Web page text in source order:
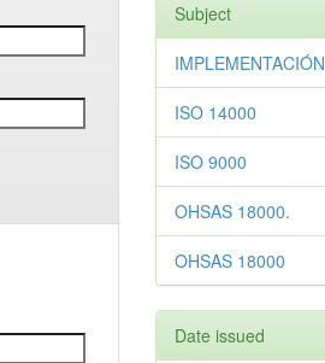
Subject
IMPLEMENTACIÓN
ISO 14000
ISO 9000
OHSAS 18000.
OHSAS 18000
Date issued